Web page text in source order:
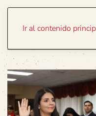
Ir al contenido